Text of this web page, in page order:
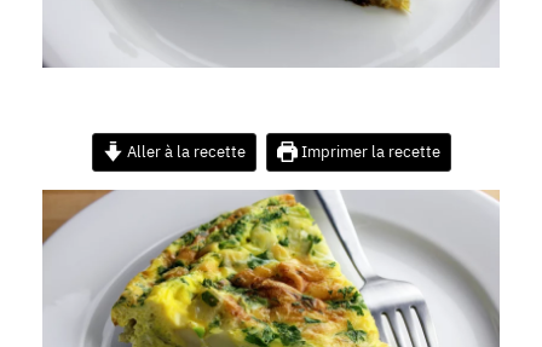
Aller à la recette Imprimer la recette